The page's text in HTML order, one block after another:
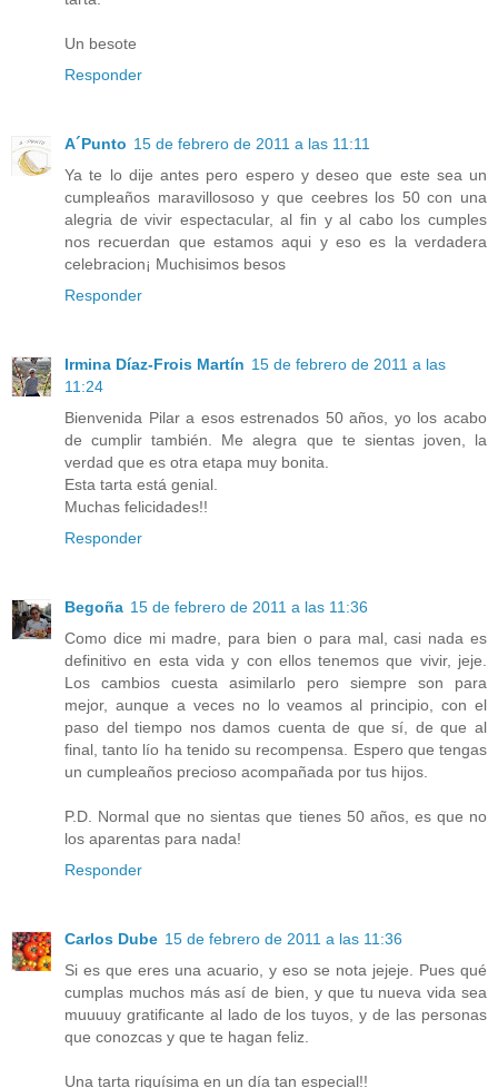
Un besote
Responder
A´Punto 15 de febrero de 2011 a las 11:11
Ya te lo dije antes pero espero y deseo que este sea un
cumpleaños maravillososo y que ceebres los 50 con una
alegria de vivir espectacular, al fin y al cabo los cumples
nos recuerdan que estamos aqui y eso es la verdadera
celebracion¡ Muchisimos besos
Responder
Irmina Díaz-Frois Martín 15 de febrero de 2011 a las
11:24
Bienvenida Pilar a esos estrenados 50 años, yo los acabo
de cumplir también. Me alegra que te sientas joven, la
verdad que es otra etapa muy bonita.
Esta tarta está genial.
Muchas felicidades!!
Responder
Begoña 15 de febrero de 2011 a las 11:36
Como dice mi madre, para bien o para mal, casi nada es
definitivo en esta vida y con ellos tenemos que vivir, jeje.
Los cambios cuesta asimilarlo pero siempre son para
mejor, aunque a veces no lo veamos al principio, con el
paso del tiempo nos damos cuenta de que sí, de que al
final, tanto lío ha tenido su recompensa. Espero que tengas
un cumpleaños precioso acompañada por tus hijos.
P.D. Normal que no sientas que tienes 50 años, es que no
los aparentas para nada!
Responder
Carlos Dube 15 de febrero de 2011 a las 11:36
Si es que eres una acuario, y eso se nota jejeje. Pues qué
cumplas muchos más así de bien, y que tu nueva vida sea
muuuuy gratificante al lado de los tuyos, y de las personas
que conozcas y que te hagan feliz.
Una tarta riquísima en un día tan especial!!